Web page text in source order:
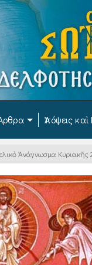
Ἀπόψεις καὶ
Ἀνάγνωσμα